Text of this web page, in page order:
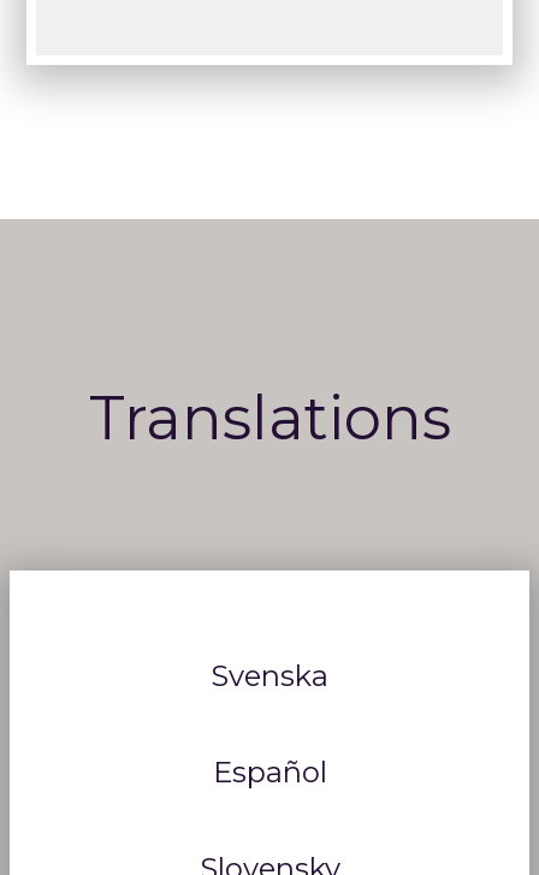
Translations
Svenska
Español